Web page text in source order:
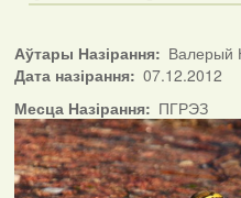
Аўтары Назірання
Валерый
Дата назірання
07.12.2012
Месца Назірання
ПГРЭЗ